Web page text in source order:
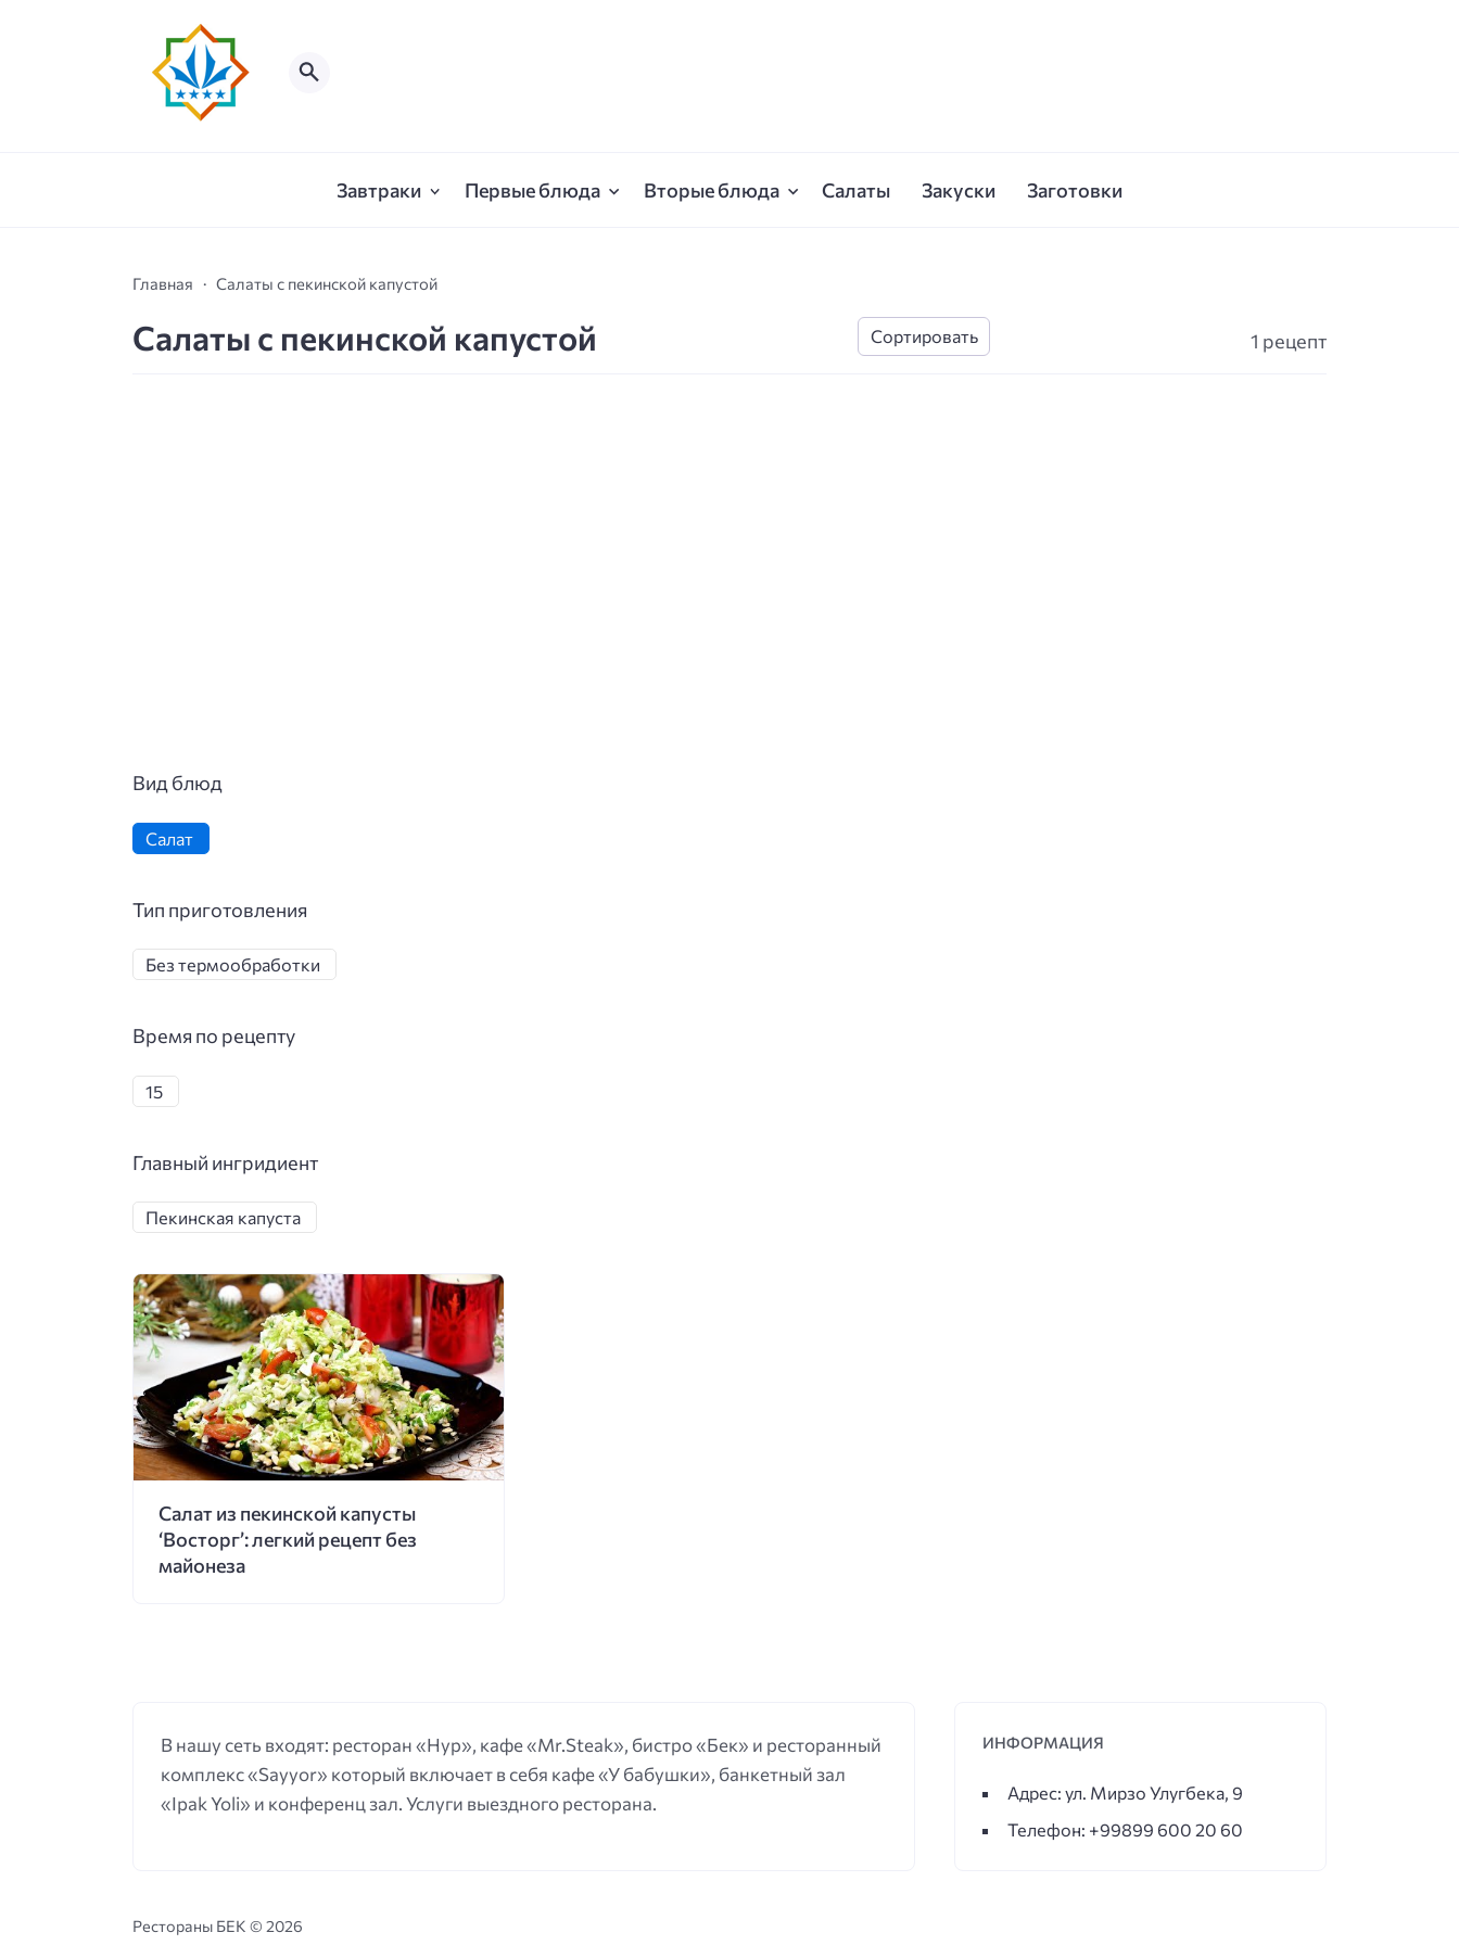
Завтраки Первые блюда Вторые блюда Салаты Закуски Заготовки
Главная Салаты с пекинской капустой
Салаты с пекинской капустой 1 рецепт
Вид блюд
Салат
Тип приготовления
Без термообработки
Время по рецепту
15
Главный ингридиент
Пекинская капуста
Салат из пекинской капусты
‘Восторг’: легкий рецепт без
майонеза
В нашу сеть входят: ресторан «Нур», кафе «Mr.Steak», бистро «Бек» и ресторанный
комплекс «Sayyor» который включает в себя кафе «У бабушки», банкетный зал
«Ipak Yoli» и конференц зал. Услуги выездного ресторана.
ИНФОРМАЦИЯ
Адрес: ул. Мирзо Улугбека, 9
Телефон: +99899 600 20 60
Рестораны БЕК © 2026